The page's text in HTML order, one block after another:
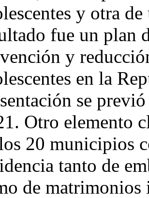
y otra
fue un plan
y
en la
se
Otro elemento
20 municipios
tanto de
de